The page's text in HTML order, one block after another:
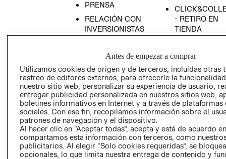
PRENSA
RELACIÓN CON
INVERSIONISTAS
EMPRESARIAL
- RETIRO EN
TIENDA
CONDICIONES
AVISO DE
PRIVACIDAD
GIFT CARD
AVISO DE
COOKIES
Antes de empezar a comprar
Utilizamos cookies de origen y de terceros, incluidas otras
rastreo de editores externos, para ofrecerle la
nuestro sitio web, personalizar su experiencia de usuario,
entregar publicidad personalizada en nuestros sitios web,
boletines informativos en Internet y a través de plataformas
sociales. Con ese fin, recopilamos información sobre el
patrones de navegación y el dispositivo.
Al hacer clic en “Aceptar todas”, acepta y está de acuerdo
compartamos esta información con terceros, como
publicitarios. Al elegir “Solo cookies requeridas”, se
opcionales, lo que limita nuestra entrega de contenido y